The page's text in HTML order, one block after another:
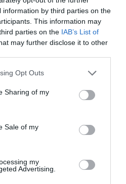
by third parties on the
This information may
parties on the IAB’s List of
may further disclose it to other
app uses one or more Google
behaviour. You may click to
and its third-party tags to
purposes in below Google
Opt Outs
Sharing of my
Sale of my
my
Advertising.
szakítás ,pletyka , Kylie Jenner
Következő bejegyzés